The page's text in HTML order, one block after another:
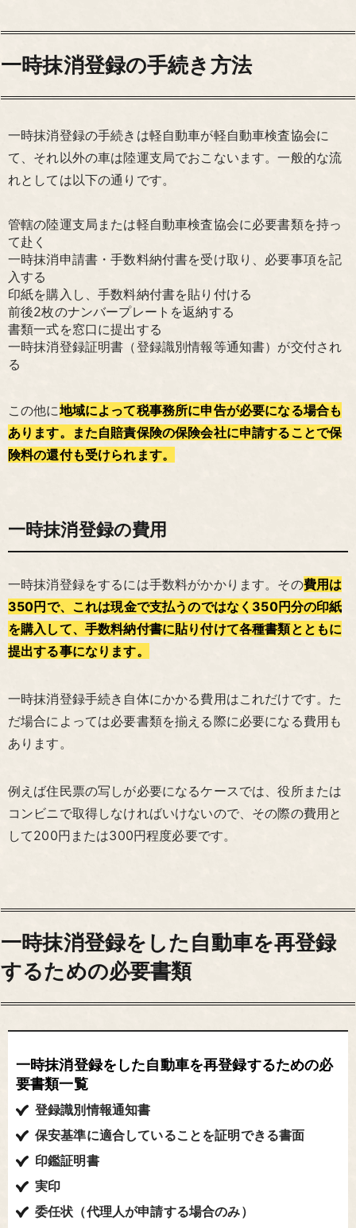
一時抹消登録の手続き方法
一時抹消登録の手続きは軽自動車が軽自動車検査協会に
て、それ以外の車は陸運支局でおこないます。一般的な流
れとしては以下の通りです。
管轄の陸運支局または軽自動車検査協会に必要書類を持っ
て赴く
一時抹消申請書・手数料納付書を受け取り、必要事項を記
入する
印紙を購入し、手数料納付書を貼り付ける
前後2枚のナンバープレートを返納する
書類一式を窓口に提出する
一時抹消登録証明書（登録識別情報等通知書）が交付され
る
この他に地域によって税事務所に申告が必要になる場合も
あります。また自賠責保険の保険会社に申請することで保
険料の還付も受けられます。
一時抹消登録の費用
一時抹消登録をするには手数料がかかります。その費用は
350円で、これは現金で支払うのではなく350円分の印紙
を購入して、手数料納付書に貼り付けて各種書類とともに
提出する事になります。
一時抹消登録手続き自体にかかる費用はこれだけです。た
だ場合によっては必要書類を揃える際に必要になる費用も
あります。
例えば住民票の写しが必要になるケースでは、役所または
コンビニで取得しなければいけないので、その際の費用と
して200円または300円程度必要です。
一時抹消登録をした自動車を再登録
するための必要書類
一時抹消登録をした自動車を再登録するための必
要書類一覧
登録識別情報通知書
保安基準に適合していることを証明できる書面
印鑑証明書
実印
委任状（代理人が申請する場合のみ）